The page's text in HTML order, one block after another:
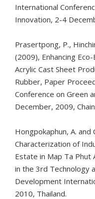
International
Innovation, 2-4
Prasertpong, P.,
(2009), Enhancing
Acrylic Cast Sheet
Rubber, Paper
Conference on Green
December, 2009,
Hongpokaphun, A.
Characterization of
Estate in Map Ta Phut
in the 3rd Technology
Development
2010, Thailand.